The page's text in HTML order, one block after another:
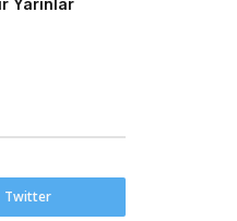
Yarınlar
Twitter